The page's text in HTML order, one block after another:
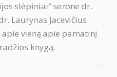
slėpiniai“ sezone dr.
Laurynas Jacevičius
vieną apie pamatinį
knygą.